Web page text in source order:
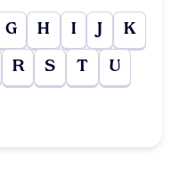
G H I J K
R S T U